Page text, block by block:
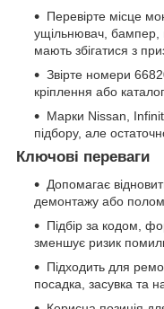
Перевірте місце
ущільнювач, бампер,
мають збігатися з
Звірте номери
кріплення або
Марки Nissan,
підбору, але
Ключові переваги
Допомагає
демонтажу або
Підбір за кодом,
зменшує ризик
Підходить для
посадка, засувка та